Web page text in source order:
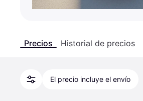
Precios Historial de precios
El precio incluye el envío